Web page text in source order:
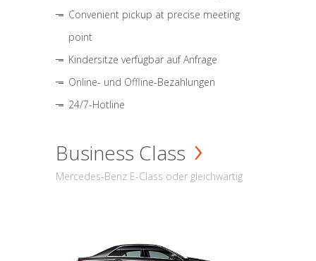
Convenient pickup at precise meeting
point
Kindersitze verfügbar auf Anfrage
Online- und Offline-Bezahlungen
24/7-Hotline
Business Class
Mercedes-Benz E-Class oder gleichwärtig